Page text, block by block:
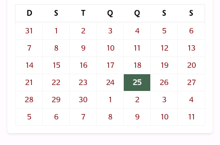
D S T Q Q S
S
31
1 2 3 4 5
6
7
8 9 10 11 12
13
14
15 16 17 18 19
20
21
22 23 24 25 26
27
28
29 30 1 2 3
4
5
6 7 8 9 10 11